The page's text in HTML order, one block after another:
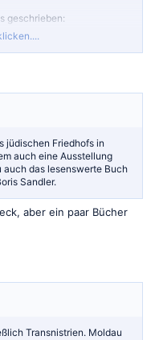
geschrieben:
Friedhof. Hab dort in
jüdischen Friedhofs in
auch eine Ausstellung
auch das lesenswerte Buch
Sandler.
aber ein paar Bücher
Transnistrien. Moldau